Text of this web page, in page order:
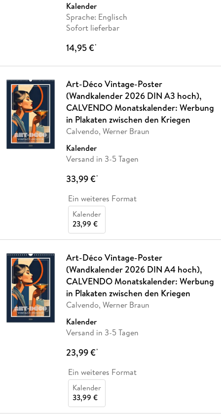
Kalender
Sprache: Englisch
Sofort lieferbar
14,95 €*
Art-Déco Vintage-Poster
(Wandkalender 2026 DIN A3 hoch),
CALVENDO Monatskalender: Werbung
in Plakaten zwischen den Kriegen
Calvendo, Werner Braun
Kalender
Versand in 3-5 Tagen
33,99 €*
Ein weiteres Format
Kalender
23,99 €
Art-Déco Vintage-Poster
(Wandkalender 2026 DIN A4 hoch),
CALVENDO Monatskalender: Werbung
in Plakaten zwischen den Kriegen
Calvendo, Werner Braun
Kalender
Versand in 3-5 Tagen
23,99 €*
Ein weiteres Format
Kalender
33,99 €